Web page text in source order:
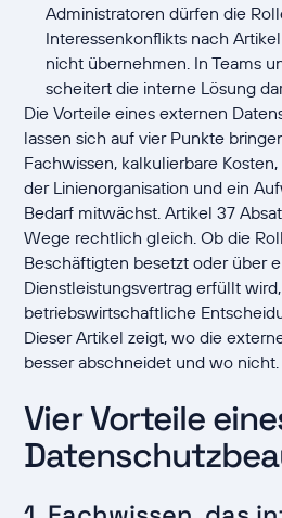
Administratoren dürfen die
Interessenkonflikts nach
nicht übernehmen. In Teams
scheitert die interne Lösung
Die Vorteile eines externen
lassen sich auf vier Punkte
Fachwissen, kalkulierbare
der Linienorganisation und ein
Bedarf mitwächst. Artikel 37
Wege rechtlich gleich. Ob die
Beschäftigten besetzt oder über
Dienstleistungsvertrag erfüllt
betriebswirtschaftliche
Dieser Artikel zeigt, wo die
besser abschneidet und wo nicht.
Vier Vorteile